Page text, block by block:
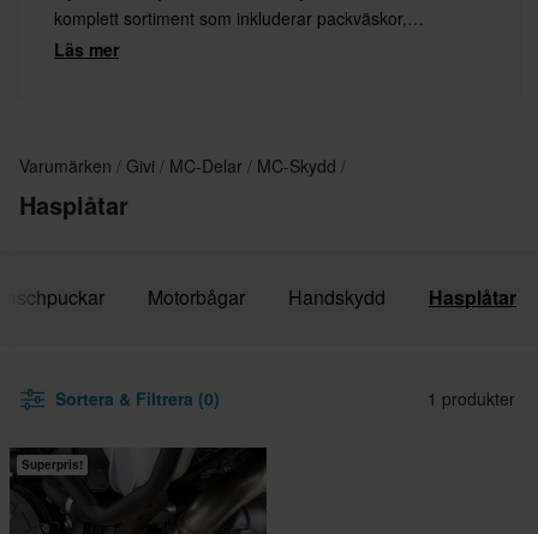
komplett sortiment som inkluderar packväskor,
toppboxar, tankväskor och sidoväskor. Givis produkter
Läs mer
Varumärken Givi MC-Delar MC-Skydd
Hasplåtar
Motorbågar Handskydd Hasplåtar
Sortera & Filtrera (0) 1 produkter
Superpris!